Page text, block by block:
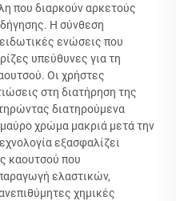
που διαρκούν αρκετούς
Η σύνθεση
ενώσεις που
υπεύθυνες για τη
Οι χρήστες
στη διατήρηση της
διατηρούμενα
χρώμα μακριά μετά την
εξασφαλίζει
καουτσού που
ελαστικών,
χημικές